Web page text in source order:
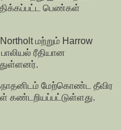
பெண்கள்
மற்றும் Harrow
ரீதியான
மேற்கொண்ட தீவிர
கண்டறியப்பட்டுள்ளது.